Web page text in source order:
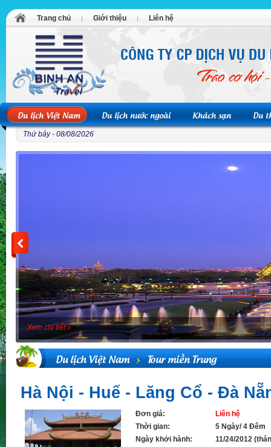
Trang chủ Giới thiệu Liên hệ
Du lịch Việt Nam Du lịch nước ngoài Khách sạn Du
Thứ bảy - 08/08/2026
Xem chi tiết »
Du lịch Việt Nam Tour miền Trung
Hà Nội - Huế - Lăng Cổ - Đà
Đơn giá:
Liên hệ
Thời gian:
5 Ngày/ 4 Đêm
Ngày khởi hành:
11/24/2012